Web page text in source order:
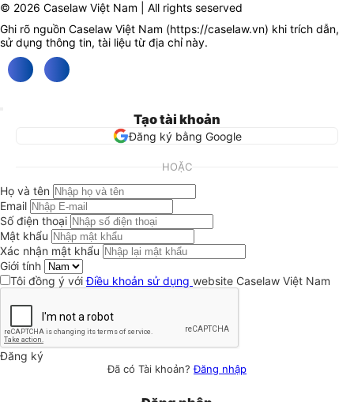
© 2026 Caselaw Việt Nam | All rights seserved
Ghi rõ nguồn Caselaw Việt Nam (https://caselaw.vn) khi trích dẫn,
sử dụng thông tin, tài liệu từ địa chỉ này.
Tạo tài khoản
Đăng ký bằng Google
HOẶC
Họ và tên
Email
Số điện thoại
Mật khẩu
Xác nhận mật khẩu
Giới tính
Tôi đồng ý vớiĐiều khoản sử dụng website Caselaw Việt Nam
Đăng ký
Đã có Tài khoản?Đăng nhập